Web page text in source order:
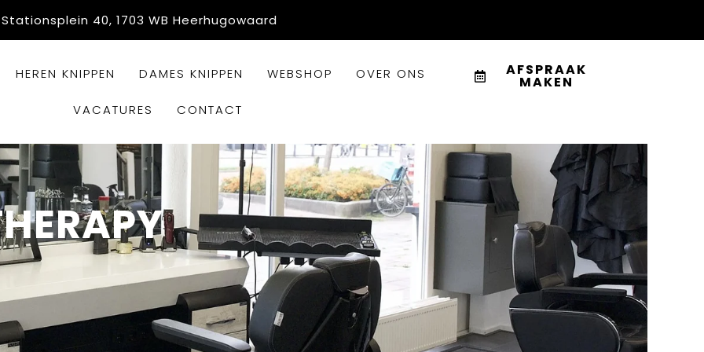
Stationsplein 40, 1703 WB Heerhugowaard
HEREN KNIPPEN DAMES KNIPPEN WEBSHOP OVER ONS
VACATURES CONTACT
AFSPRAAK
MAKEN